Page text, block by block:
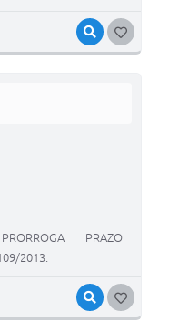
VISUALIZAR
VISUALIZAR
PRAZO
2013.